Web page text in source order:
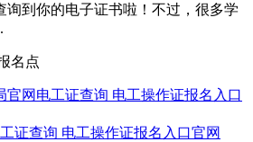
询到你的电子证书啦！不过，很多学
名点
证查询 电工操作证报名入口官网